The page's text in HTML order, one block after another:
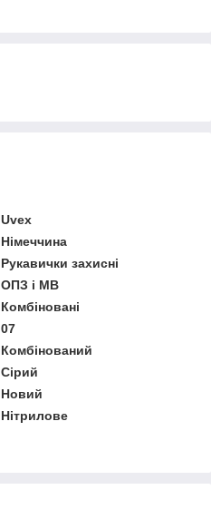
Uvex
Німеччина
Рукавички захисні
ОПЗ і МВ
Комбіновані
07
Комбінований
Сірий
Новий
Нітрилове